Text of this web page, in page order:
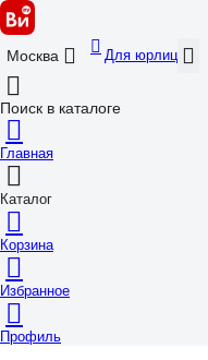
Москва Для юрлиц
Поиск в каталоге
Главная
Каталог
Корзина
Избранное
Профиль